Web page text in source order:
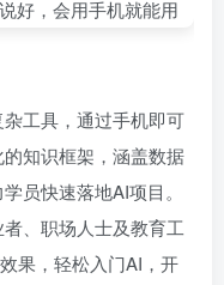
工具，通过手机即可
知识框架，涵盖数据
员快速落地AI项目。
、职场人士及教育工
果，轻松入门AI，开